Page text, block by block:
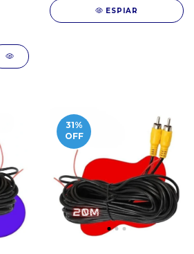
ESPIAR
31%
OFF